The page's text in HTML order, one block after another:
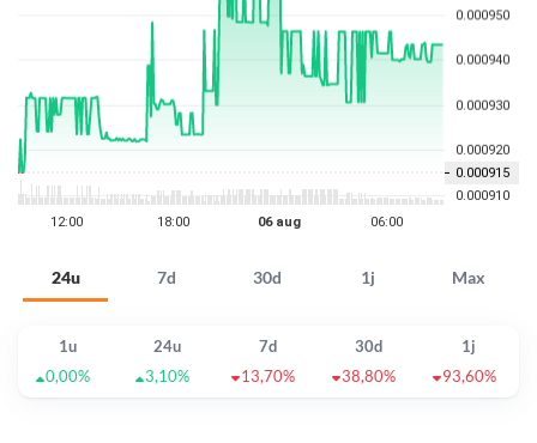
24u 7d 30d 1j Max
1u 24u 7d 30d
1j
0,00%
3,10% 13,70% 38,80% 93,60%